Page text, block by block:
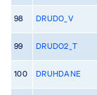
98 DRUDO_V
99 DRUDO2_T
100 DRUHDANE